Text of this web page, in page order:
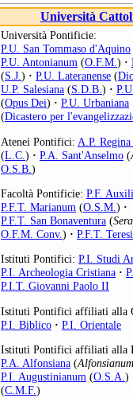
Università
Università Pontificie:
P.U. San Tommaso d'Aquino
P.U. Antonianum (O.F.M. ) ·
(S.J. ) · P.U. Lateranense (
U.P. Salesiana (S.D.B. ) ·
(Opus Dei) · P.U. Urbaniana
(Dicastero per
Atenei Pontifici: A.P.
(L.C. ) · P.A. Sant'Anselmo (
O.S.B. )
Facoltà Pontificie: P.F.
P.F.T. Marianum (O.S.M. ) ·
P.F.T. San Bonaventura (
O.F.M. Conv.) · P.F.T.
Istituti Pontifici: P.I. Studi
P.I. Archeologia Cristiana ·
P.I.T. Giovanni Paolo II
Istituti Pontifici affiliati alla
P.I. Biblico · P.I. Orientale
Istituti Pontifici affiliati alla
P.A. Alfonsiana (Alfonsianum
P.I. Augustinianum (O.S.A. )
(C.M.F.)